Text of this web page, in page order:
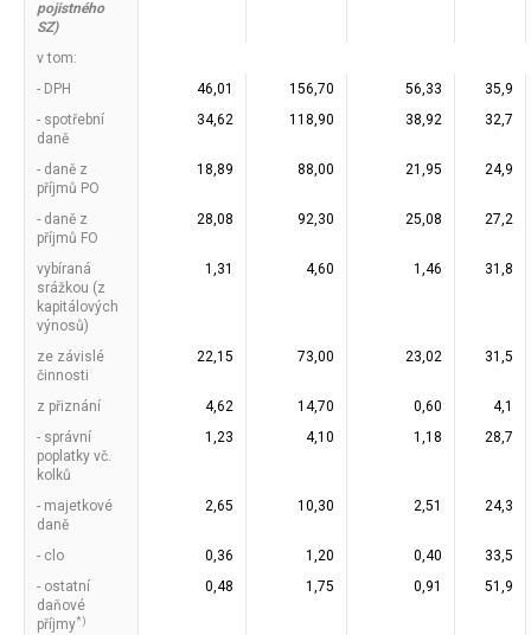
pojistného
SZ)
v tom:
- DPH
46,01 156,70 56,33
35,9
- spotřební
daně
34,62 118,90 38,92 32,7
- daně z
příjmů PO
18,89 88,00 21,95 24,9
- daně z
příjmů FO
28,08 92,30 25,08 27,2
vybíraná
srážkou (z
kapitálových
výnosů)
1,31 4,60 1,46 31,8
ze závislé
činnosti
22,15 73,00 23,02 31,5
z přiznání 4,62 14,70 0,60
4,1
- správní
poplatky vč.
kolků
1,23 4,10 1,18 28,7
- majetkové
daně
2,65 10,30 2,51 24,3
- clo 0,36 1,20 0,40
33,5
- ostatní
daňové
příjmy*)
0,48 1,75 0,91 51,9